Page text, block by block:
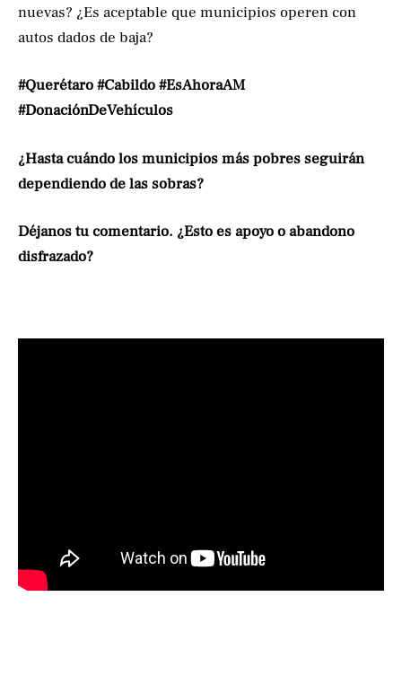
nuevas? ¿Es aceptable que municipios operen con
autos dados de baja?
#Querétaro #Cabildo #EsAhoraAM
#DonaciónDeVehículos
¿Hasta cuándo los municipios más pobres seguirán
dependiendo de las sobras?
Déjanos tu comentario. ¿Esto es apoyo o abandono
disfrazado?